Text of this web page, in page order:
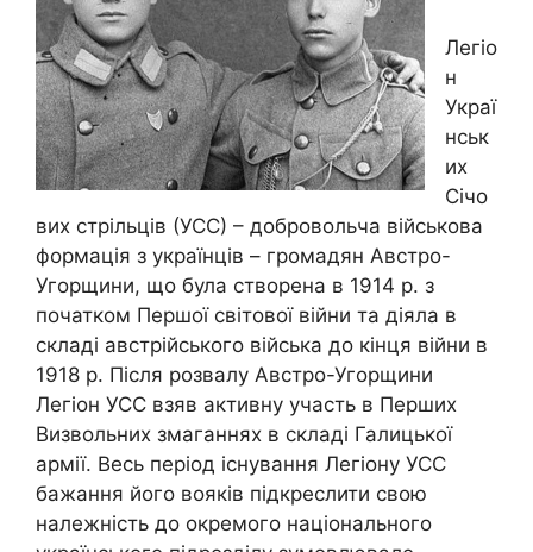
Легіо
н
Украї
нськ
их
Січо
вих стрільців (УСС) – добровольча військова
формація з українців – громадян Австро-
Угорщини, що була створена в 1914 р. з
початком Першої світової війни та діяла в
складі австрійського війська до кінця війни в
1918 р. Після розвалу Австро-Угорщини
Легіон УСС взяв активну участь в Перших
Визвольних змаганнях в складі Галицької
армії. Весь період існування Легіону УСС
бажання його вояків підкреслити свою
належність до окремого національного